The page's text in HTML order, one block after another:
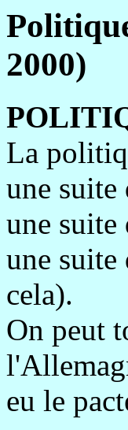
2000)
La
une suite
une suite
une suite
cela).
On peut
eu le